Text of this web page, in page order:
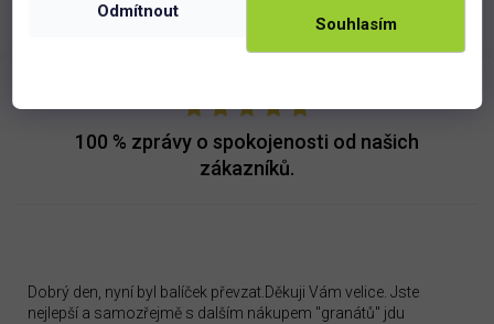
Odmítnout
Souhlasím
100 % zprávy o spokojenosti od našich
zákazníků.
Dobrý den, nyní byl balíček převzat.Děkuji Vám velice. Jste
nejlepší a samozřejmě s dalším nákupem "granátů" jdu